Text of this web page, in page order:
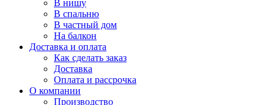
В нишу
В спальню
В частный дом
На балкон
Доставка и оплата
Как сделать заказ
Доставка
Оплата и рассрочка
О компании
Производство